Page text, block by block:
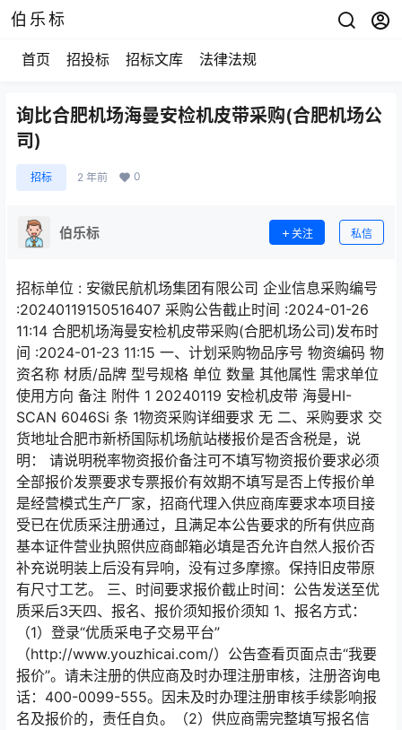
伯乐标
首页 招投标 招标文库 法律法规
询比合肥机场海曼安检机皮带采购(合肥机场公
司)
招标 2 年前 0
伯乐标 关注 私信
招标单位 : 安徽民航机场集团有限公司 企业信息采购编号
:20240119150516407 采购公告截止时间 :2024-01-26
11:14 合肥机场海曼安检机皮带采购(合肥机场公司)发布时
间 :2024-01-23 11:15 一、计划采购物品序号 物资编码 物
资名称 材质/品牌 型号规格 单位 数量 其他属性 需求单位
使用方向 备注 附件 1 20240119 安检机皮带 海曼HI-
SCAN 6046Si 条 1物资采购详细要求 无 二、采购要求 交
货地址合肥市新桥国际机场航站楼报价是否含税是，说
明： 请说明税率物资报价备注可不填写物资报价要求必须
全部报价发票要求专票报价有效期不填写是否上传报价单
是经营模式生产厂家，招商代理入供应商库要求本项目接
受已在优质采注册通过，且满足本公告要求的所有供应商
基本证件营业执照供应商邮箱必填是否允许自然人报价否
补充说明装上后没有异响，没有过多摩擦。保持旧皮带原
有尺寸工艺。 三、时间要求报价截止时间：公告发送至优
质采后3天四、报名、报价须知报价须知 1、报名方式：
（1）登录“优质采电子交易平台”
（http://www.youzhicai.com/）公告查看页面点击“我要
报价”。请未注册的供应商及时办理注册审核，注册咨询电
话：400-0099-555。因未及时办理注册审核手续影响报
名及报价的，责任自负。（2）供应商需完整填写报名信